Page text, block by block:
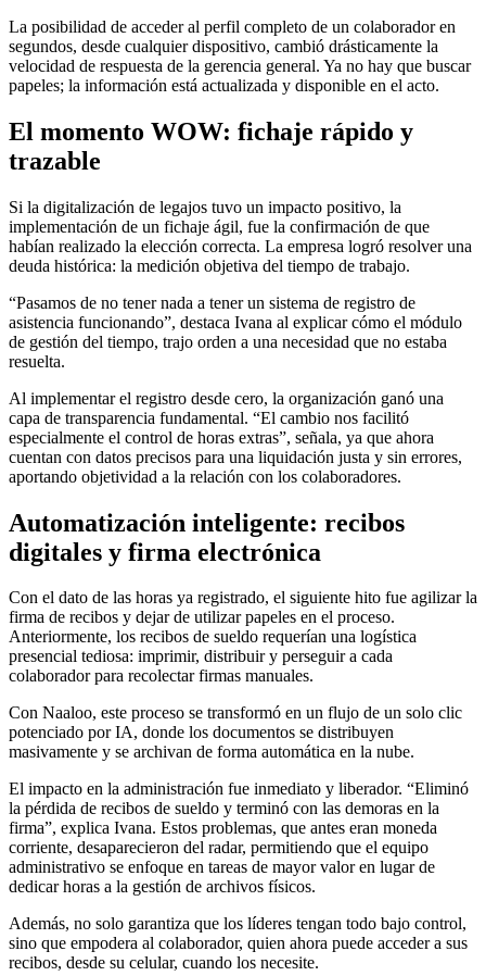
La posibilidad de acceder al perfil completo de un colaborador en
segundos, desde cualquier dispositivo, cambió drásticamente la
velocidad de respuesta de la gerencia general. Ya no hay que buscar
papeles; la información está actualizada y disponible en el acto.
El momento WOW: fichaje rápido y
trazable
Si la digitalización de legajos tuvo un impacto positivo, la
implementación de un fichaje ágil, fue la confirmación de que
habían realizado la elección correcta. La empresa logró resolver una
deuda histórica: la medición objetiva del tiempo de trabajo.
“Pasamos de no tener nada a tener un sistema de registro de
asistencia funcionando”, destaca Ivana al explicar cómo el módulo
de gestión del tiempo, trajo orden a una necesidad que no estaba
resuelta.
Al implementar el registro desde cero, la organización ganó una
capa de transparencia fundamental. “El cambio nos facilitó
especialmente el control de horas extras”, señala, ya que ahora
cuentan con datos precisos para una liquidación justa y sin errores,
aportando objetividad a la relación con los colaboradores.
Automatización inteligente: recibos
digitales y firma electrónica
Con el dato de las horas ya registrado, el siguiente hito fue agilizar la
firma de recibos y dejar de utilizar papeles en el proceso.
Anteriormente, los recibos de sueldo requerían una logística
presencial tediosa: imprimir, distribuir y perseguir a cada
colaborador para recolectar firmas manuales.
Con Naaloo, este proceso se transformó en un flujo de un solo clic
potenciado por IA, donde los documentos se distribuyen
masivamente y se archivan de forma automática en la nube.
El impacto en la administración fue inmediato y liberador. “Eliminó
la pérdida de recibos de sueldo y terminó con las demoras en la
firma”, explica Ivana. Estos problemas, que antes eran moneda
corriente, desaparecieron del radar, permitiendo que el equipo
administrativo se enfoque en tareas de mayor valor en lugar de
dedicar horas a la gestión de archivos físicos.
Además, no solo garantiza que los líderes tengan todo bajo control,
sino que empodera al colaborador, quien ahora puede acceder a sus
recibos, desde su celular, cuando los necesite.